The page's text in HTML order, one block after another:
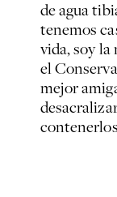
de agua
tenemos
vida, soy la
el
mejor